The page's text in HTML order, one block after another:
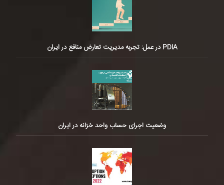
PDIA در عمل: تجربه مدیریت تعارض منافع در ایران
وضعیت اجرای حساب واحد خزانه در ایران